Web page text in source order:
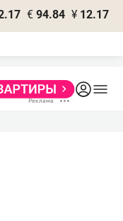
€ 94.84 ¥ 12.17